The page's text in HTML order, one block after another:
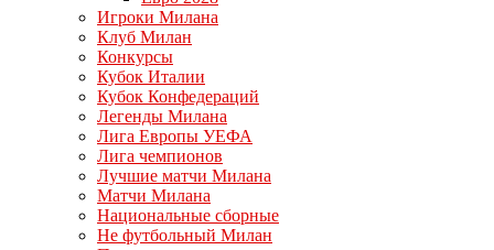
Игроки Милана
Клуб Милан
Конкурсы
Кубок Италии
Кубок Конфедераций
Легенды Милана
Лига Европы УЕФА
Лига чемпионов
Лучшие матчи Милана
Матчи Милана
Национальные сборные
Не футбольный Милан